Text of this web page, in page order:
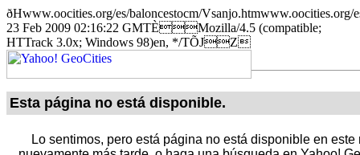
ðHwww.oocities.org/es/baloncestocm/
23 Feb 2009 02:16:22 GMTÈMozilla/4.5 (compatible;
HTTrack 3.0x; Windows 98)en, */TÕJZ
Esta página no está disponible.
Lo sentimos, pero está página no está disponible en